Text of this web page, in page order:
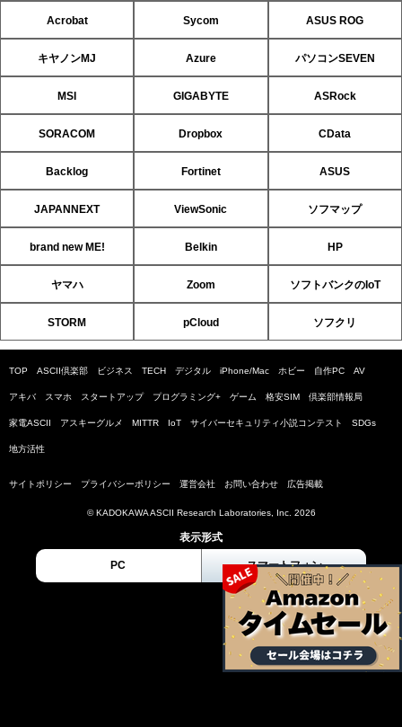
Acrobat Sycom ASUS ROG
キヤノンMJ Azure パソコンSEVEN
MSI GIGABYTE ASRock
SORACOM Dropbox CData
Backlog Fortinet ASUS
JAPANNEXT ViewSonic ソフマップ
brand new ME! Belkin HP
ヤマハ Zoom ソフトバンクのIoT
STORM pCloud ソフクリ
TOP ASCII倶楽部 ビジネス TECH デジタル iPhone/Mac ホビー 自作PC AV
アキバ スマホ スタートアップ プログラミング+ ゲーム 格安SIM 倶楽部情報局
家電ASCII アスキーグルメ MITTR IoT サイバーセキュリティ小説コンテスト SDGs
地方活性
サイトポリシー プライバシーポリシー 運営会社 お問い合わせ 広告掲載
© KADOKAWA ASCII Research Laboratories, Inc. 2026
表示形式
PC スマートフォン